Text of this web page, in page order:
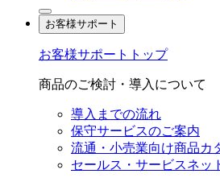
お客様サポート
お客様サポートトップ
商品のご検討・導入について
導入までの流れ
保守サービスのご案内
流通・小売業向け商品カ
セールス・サービスネッ